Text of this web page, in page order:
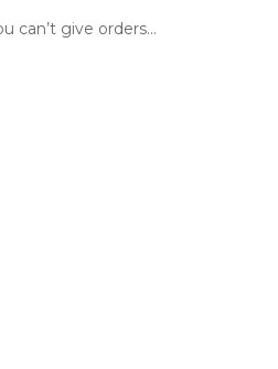
can’t give orders…